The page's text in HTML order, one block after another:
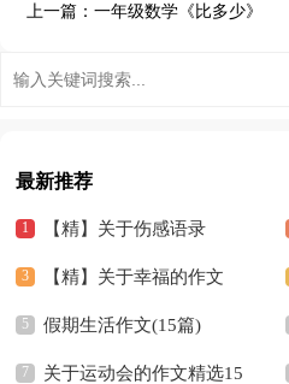
上一篇： 一年级数学《比多少》
最新推荐
【精】关于伤感语录
【精】关于幸福的作文
假期生活作文(15篇)
关于运动会的作文精选15